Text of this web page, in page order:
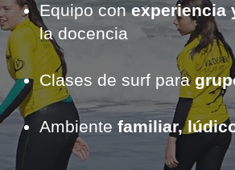
Equipo conexperiencia
la docencia
Clases de surf para
Ambiente familiar,